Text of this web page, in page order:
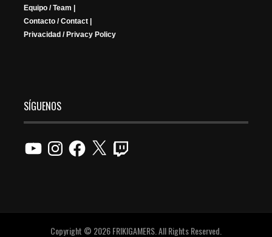
Equipo / Team |
Contacto / Contact |
Privacidad / Privacy Policy
SÍGUENOS
YouTubeInstagramFacebook
X Twitch
Copyright © 2026 FRIKIGAMERS. All Rights Reserved.